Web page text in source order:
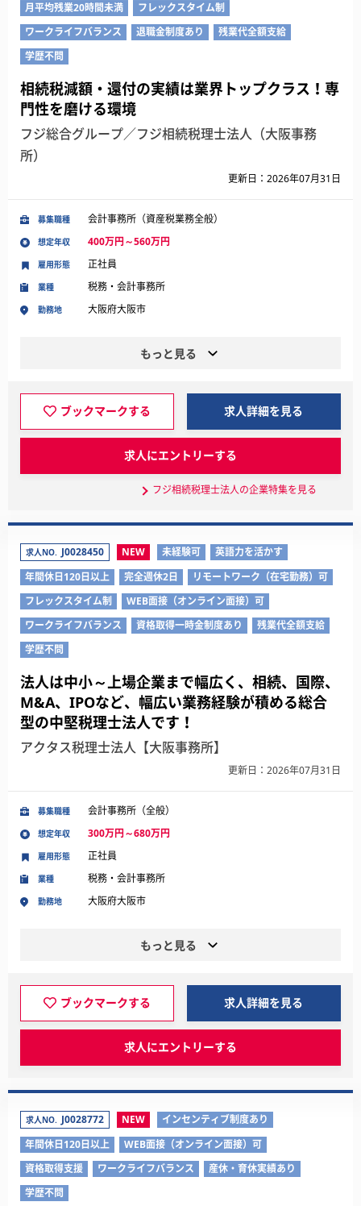
月平均残業20時間未満
フレックスタイム制
ワークライフバランス
退職金制度あり
残業代全額支給
学歴不問
相続税減額・還付の実績は業界トップクラス！専
門性を磨ける環境
フジ総合グループ／フジ相続税理士法人（大阪事務
所）
更新日：2026年07月31日
募集職種 会計事務所（資産税業務全般）
想定年収 400万円～560万円
業種 税務・会計事務所
勤務地 大阪府大阪市
雇用形態 正社員
もっと見る
ブックマークする 求人詳細を見る
求人にエントリーする
フジ相続税理士法人の企業特集を見る
求人NO. J0028450 NEW 未経験可
英語力を活かす
年間休日120日以上
完全週休2日
リモートワーク（在宅勤務）可
フレックスタイム制
WEB面接（オンライン面接）可
ワークライフバランス
資格取得一時金制度あり
残業代全額支給
学歴不問
法人は中小～上場企業まで幅広く、相続、国際、
M&A、IPOなど、幅広い業務経験が積める総合
型の中堅税理士法人です！
アクタス税理士法人【大阪事務所】
更新日：2026年07月31日
募集職種 会計事務所（全般）
想定年収 300万円～680万円
業種 税務・会計事務所
勤務地 大阪府大阪市
雇用形態 正社員
もっと見る
ブックマークする 求人詳細を見る
求人にエントリーする
求人NO. J0028772 NEW
インセンティブ制度あり
年間休日120日以上
WEB面接（オンライン面接）可
資格取得支援
ワークライフバランス
産休・育休実績あり
学歴不問